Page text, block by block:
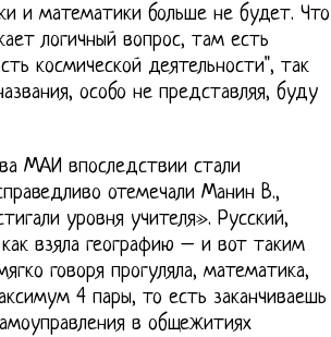
и математики больше не будет. Что
логичный вопрос, там есть
космической деятельности", так
особо не представляя, буду
МАИ впоследствии стали
отемечали Манин В.,
уровня учителя». Русский,
взяла географию – и вот таким
говоря прогуляла, математика,
4 пары, то есть заканчиваешь
в общежитиях